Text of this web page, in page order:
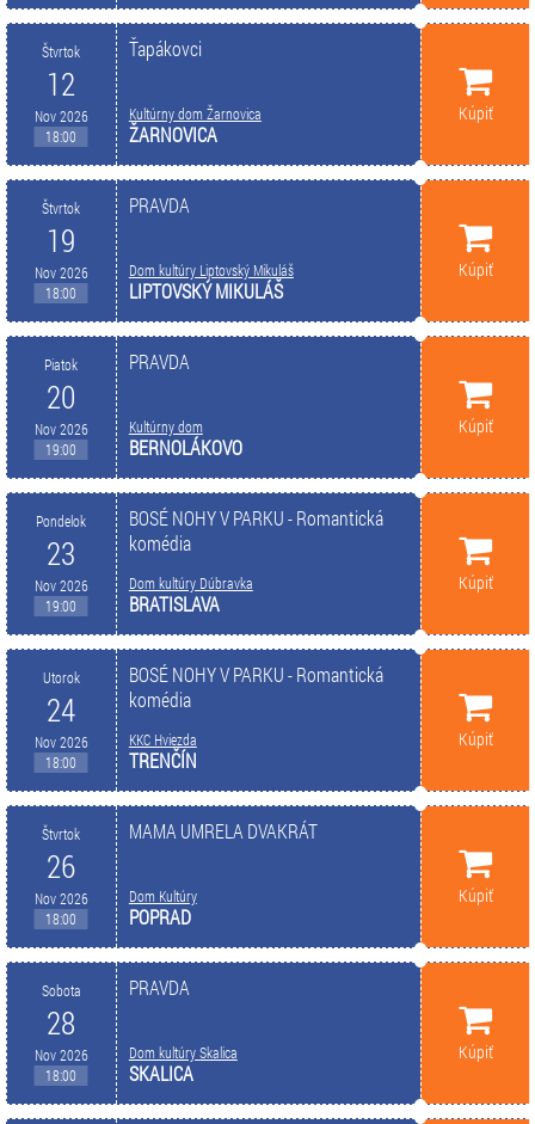
Štvrtok
12
Nov 2026
18:00
Ťapákovci
Kultúrny dom Žarnovica
ŽARNOVICA
Kúpiť
Štvrtok
19
Nov 2026
18:00
PRAVDA
Dom kultúry Liptovský Mikuláš
LIPTOVSKÝ MIKULÁŠ
Kúpiť
Piatok
20
Nov 2026
19:00
PRAVDA
Kultúrny dom
BERNOLÁKOVO
Kúpiť
Pondelok
23
Nov 2026
19:00
BOSÉ NOHY V PARKU - Romantická
komédia
Dom kultúry Dúbravka
BRATISLAVA
Kúpiť
Utorok
24
Nov 2026
18:00
BOSÉ NOHY V PARKU - Romantická
komédia
KKC Hviezda
TRENČÍN
Kúpiť
Štvrtok
26
Nov 2026
18:00
MAMA UMRELA DVAKRÁT
Dom Kultúry
POPRAD
Kúpiť
Sobota
28
Nov 2026
18:00
PRAVDA
Dom kultúry Skalica
SKALICA
Kúpiť